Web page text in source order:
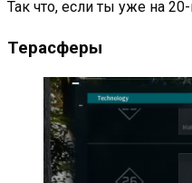
Так что, если ты уже на
Терасферы